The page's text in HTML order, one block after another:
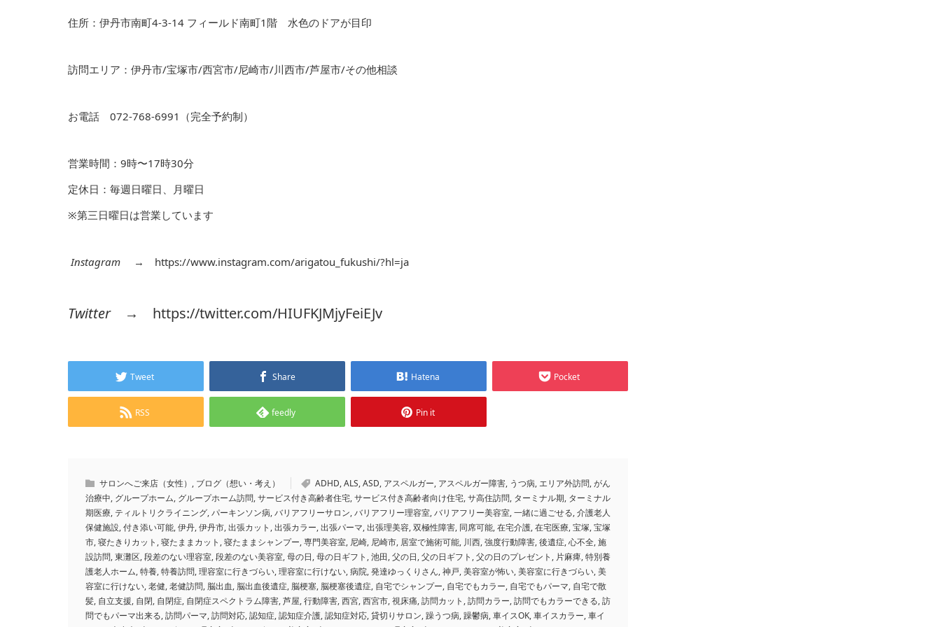
住所：伊丹市南町4-3-14 フィールド南町1階 水色のドアが目印
訪問エリア：伊丹市/宝塚市/西宮市/尼崎市/川西市/芦屋市/その他相談
お電話 072-768-6991（完全予約制）
営業時間：9時〜17時30分
定休日：毎週日曜日、月曜日
※第三日曜日は営業しています
Instagram → https://www.instagram.com/arigatou_fukushi/?hl=ja
Twitter→ https://twitter.com/HIUFKJMjyFeiEJv
Tweet Share Hatena Pocket
RSS feedly Pin it
サロンへご来店（女性） , ブログ（想い・考え） ADHD,ALS,ASD, アスペルガー, アスペルガー障害, うつ病, エリア外訪問,がん
治療中, グループホーム, グループホーム訪問,サービス付き高齢者住宅,サービス付き高齢者向け住宅,サ高住訪問, ターミナル期, ターミナル
期医療, ティルトリクライニング,パーキンソン病,バリアフリーサロン,バリアフリー理容室,バリアフリー美容室,一緒に過ごせる,介護老人
保健施設,付き添い可能,伊丹,伊丹市,出張カット ,出張カラー,出張パーマ,出張理美容,双極性障害, 同席可能,在宅介護,在宅医療,宝塚,宝塚
市,寝たきりカット ,寝たままカット ,寝たままシャンプー,専門美容室, 尼崎, 尼崎市, 居室で施術可能, 川西,強度行動障害,後遺症,心不全,施
設訪問,東灘区,段差のない理容室,段差のない美容室,母の日,母の日ギフト ,池田,父の日,父の日ギフト ,父の日のプレゼント , 片麻痺,特別養
護老人ホーム,特養,特養訪問,理容室に行きづらい,理容室に行けない,病院,発達ゆっくりさん,神戸,美容室が怖い,美容室に行きづらい,美
容室に行けない,老健,老健訪問, 脳出血, 脳出血後遺症, 脳梗塞, 脳梗塞後遺症, 自宅でシャンプー, 自宅でもカラー, 自宅でもパーマ, 自宅で散
髪, 自立支援, 自閉, 自閉症, 自閉症スペクトラム障害,芦屋,行動障害,西宮,西宮市,視床痛,訪問カット ,訪問カラー,訪問でもカラーできる,訪
問でもパーマ出来る,訪問パーマ,訪問対応,認知症,認知症介護,認知症対応,貸切りサロン,躁うつ病,躁鬱病,車イスOK,車イスカラー,車イ